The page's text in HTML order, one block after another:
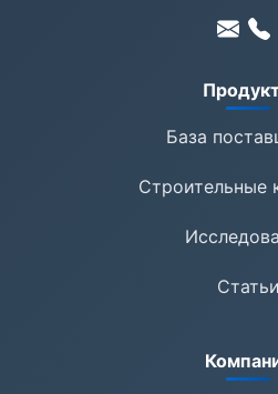
База
Строительные
Статьи